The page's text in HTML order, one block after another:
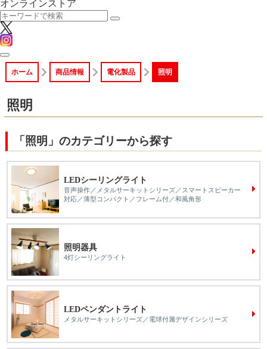
オンラインストア
ホーム 商品情報 電化製品 照明
照明
「照明」のカテゴリーから探す
LEDシーリングライト
音声操作／メタルサーキットシリーズ／スマートスピーカー
対応／薄型コンパクト／フレーム付／和風角形
照明器具
4灯シーリングライト
LEDペンダントライト
メタルサーキットシリーズ／電球付属デザインシリーズ